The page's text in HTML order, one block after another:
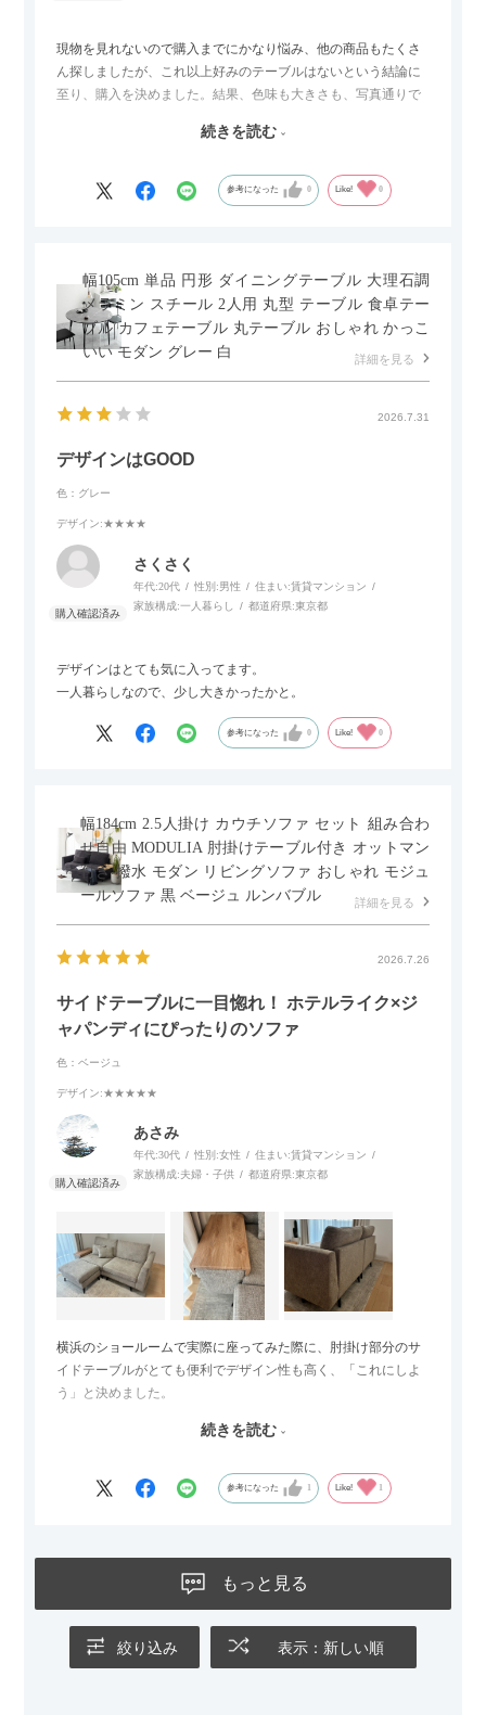
現物を見れないので購入までにかなり悩み、他の商品もたくさ
ん探しましたが、これ以上好みのテーブルはないという結論に
至り、購入を決めました。結果、色味も大きさも、写真通りで
セラミック天板が思った以上に滑りが良く、汚れも拭きやすい
はいけないかもしれません。天板が冷たいので冬にどうなるの
かなというのも気になります。
続きを読む
参考になった 0 Like! 0
幅105cm 単品 円形 ダイニングテーブル 大理石調
メラミン スチール 2人用 丸型 テーブル 食卓テー
ブル カフェテーブル 丸テーブル おしゃれ かっこ
いい モダン グレー 白
詳細を見る
2026.7.31
デザインはGOOD
色：グレー
デザイン:★★★★
さくさく
年代:20代 性別:男性 住まい:賃貸マンション
家族構成:一人暮らし 都道府県:東京都
デザインはとても気に入ってます。
一人暮らしなので、少し大きかったかと。
参考になった 0 Like! 0
幅184cm 2.5人掛け カウチソファ セット 組み合わ
せ自由 MODULIA 肘掛けテーブル付き オットマン
付き 撥水 モダン リビングソファ おしゃれ モジュ
ールソファ 黒 ベージュ ルンバブル
詳細を見る
2026.7.26
サイドテーブルに一目惚れ！ ホテルライク×ジ
ャパンディにぴったりのソファ
色：ベージュ
デザイン:★★★★★
あさみ
年代:30代 性別:女性 住まい:賃貸マンション
家族構成:夫婦・子供 都道府県:東京都
横浜のショールームで実際に座ってみた際に、肘掛け部分のサ
イドテーブルがとても便利でデザイン性も高く、「これにしよ
う」と決めました。
サイズは2.5人掛けですが、幅184cmとコンパクトなので圧迫感
グとのバランスもぴったりで、リビング全体がすっきり見えま
ないのもお気に入りのポイントです。さらに、わが家はソファ
の後ろ側を通ることも多い間取りなので、背面まできれいに仕
ても美しく、空間の印象を損ないません。
続きを読む
参考になった Like!
もっと見る
絞り込み 表示：新しい順